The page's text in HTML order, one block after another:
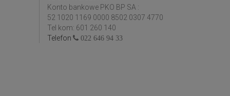
Konto bankowe PKO BP SA :
52 1020 1169 0000 8502 0307 4770
Tel kom: 601 260 140
Telefon
022 646 94 33